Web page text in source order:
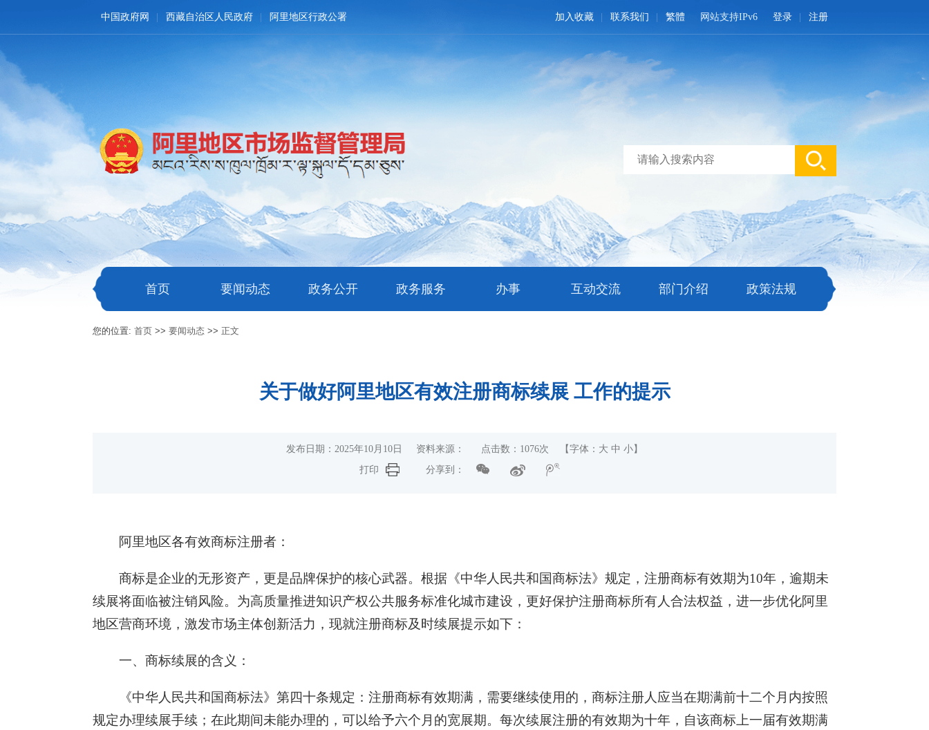
中国政府网 西藏自治区人民政府 阿里地区行政公署 登录 注册
网站支持IPv6
加入收藏 联系我们 繁體
首页 要闻动态 政务公开 政务服务 办事 互动交流 部门介绍 政策法规
您的位置:首页 >>要闻动态 >>正文
关于做好阿里地区有效注册商标续展 工作的提示
发布日期：2025年10月10日 资料来源： 点击数： 1076次 【字体： 大 中 小 】
打印
分享到：
阿里地区各有效商标注册者：
商标是企业的无形资产，更是品牌保护的核心武器。根据《中华人民共和国商标法》规定，注册商标有效期为10年，逾期未
续展将面临被注销风险。为高质量推进知识产权公共服务标准化城市建设，更好保护注册商标所有人合法权益，进一步优化阿里
地区营商环境，激发市场主体创新活力，现就注册商标及时续展提示如下：
一、商标续展的含义：
《中华人民共和国商标法》第四十条规定：注册商标有效期满，需要继续使用的，商标注册人应当在期满前十二个月内按照
规定办理续展手续；在此期间未能办理的，可以给予六个月的宽展期。每次续展注册的有效期为十年，自该商标上一届有效期满